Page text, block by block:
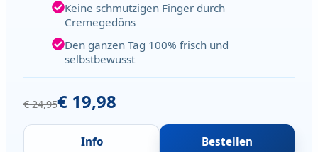
Keine schmutzigen Finger durch
Cremegedöns
Den ganzen Tag 100% frisch und
selbstbewusst
€ 24,95€ 19,98
Info Bestellen